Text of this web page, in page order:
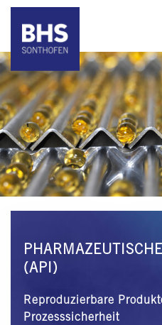
+49 8321 6099-530
process-
zum Kontakt
(API)
Reproduzierbare
Prozesssicherheit